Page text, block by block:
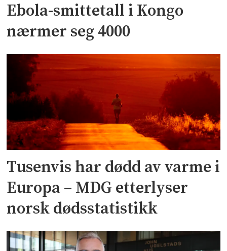
Ebola-smittetall i Kongo
nærmer seg 4000
Tusenvis har dødd av varme i
Europa – MDG etterlyser
norsk dødsstatistikk